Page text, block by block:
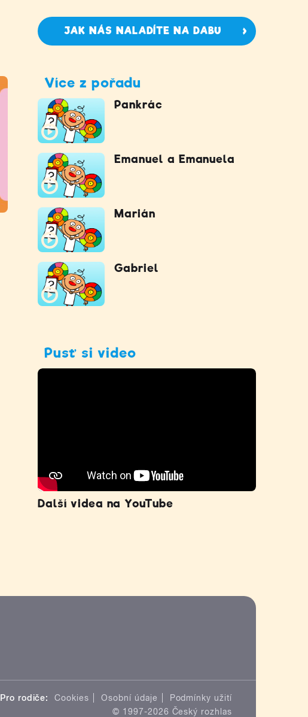
JAK NÁS NALADÍTE NA DABU
Více z pořadu
Pankrác
Emanuel a Emanuela
Marián
Gabriel
Pusť si video
Další videa na YouTube
Pro rodiče: Cookies Osobní údaje
Podmínky užití
© 1997-2026 Český rozhlas